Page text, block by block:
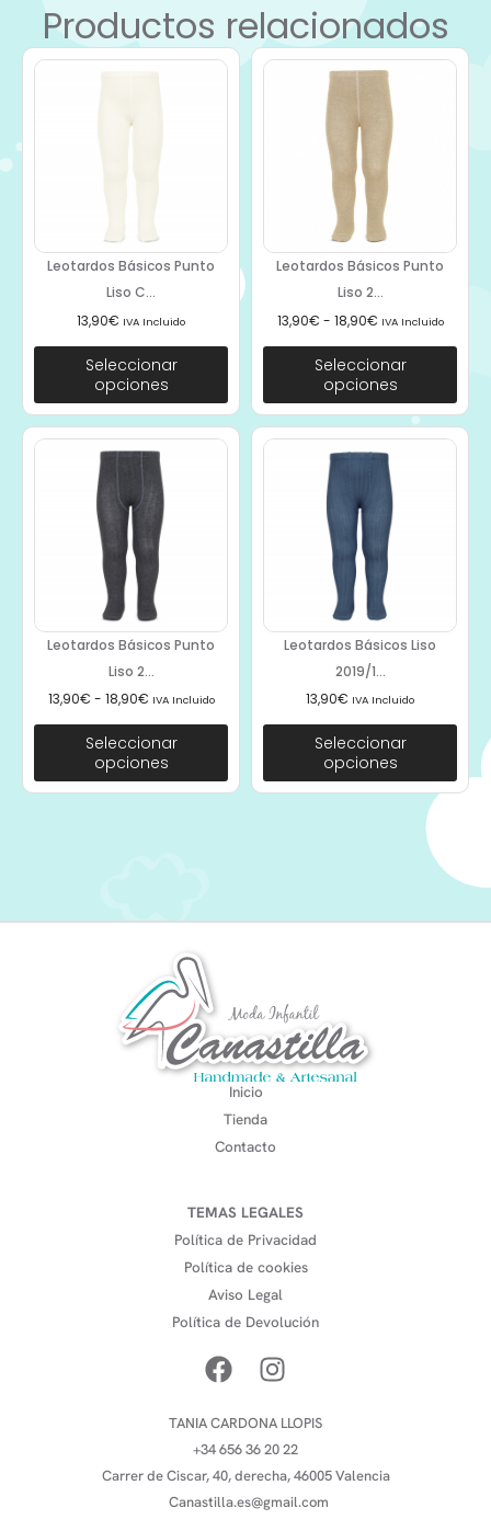
Productos relacionados
Leotardos Básicos Punto
Liso C...
13,90€ IVA Incluido
Seleccionar
opciones
Leotardos Básicos Punto
Liso 2...
13,90€ - 18,90€ IVA Incluido
Seleccionar
opciones
Leotardos Básicos Punto
Liso 2...
13,90€ - 18,90€ IVA Incluido
Seleccionar
opciones
Leotardos Básicos Liso
2019/1...
13,90€ IVA Incluido
Seleccionar
opciones
Inicio
Tienda
Contacto
TEMAS LEGALES
Política de Privacidad
Política de cookies
Aviso Legal
Política de Devolución
TANIA CARDONA LLOPIS
+34 656 36 20 22
Carrer de Ciscar, 40, derecha, 46005 Valencia
Canastilla.es@gmail.com